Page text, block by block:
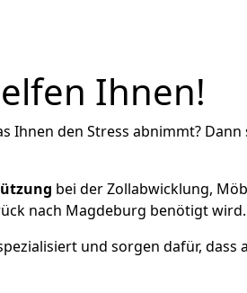
Ihnen!
Ihnen den Stress abnimmt? Dann
bei der Zollabwicklung,
nach Magdeburg benötigt wird.
und sorgen dafür, dass